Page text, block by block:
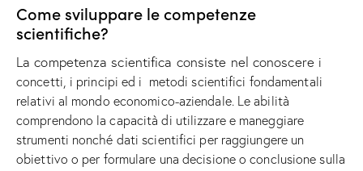
Come sviluppare le competenze
scientifiche?
La competenza scientifica consiste nel conoscere i
concetti, i principi ed i metodi scientifici fondamentali
relativi al mondo economico-aziendale. Le abilità
comprendono la capacità di utilizzare e maneggiare
strumenti nonché dati scientifici per raggiungere un
obiettivo o per formulare una decisione o conclusione sulla